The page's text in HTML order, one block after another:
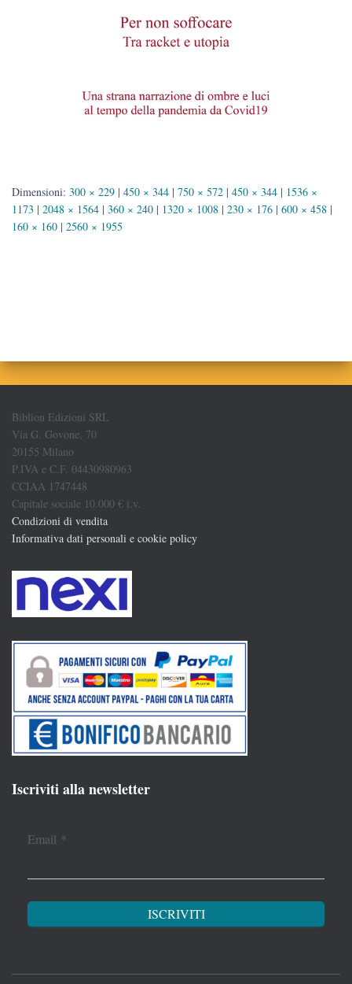
Dimensioni: 300 × 229 | 450 × 344 | 750 × 572 | 450 × 344 | 1536 ×
1173 | 2048 × 1564 | 360 × 240 | 1320 × 1008 | 230 × 176 | 600 × 458 |
160 × 160 | 2560 × 1955
Biblion Edizioni SRL
Via G. Govone, 70
20155 Milano
P.IVA e C.F. 04430980963
CCIAA 1747448
Capitale sociale 10.000 € i.v.
Condizioni di vendita
Informativa dati personali e cookie policy
Iscriviti alla newsletter
Email *